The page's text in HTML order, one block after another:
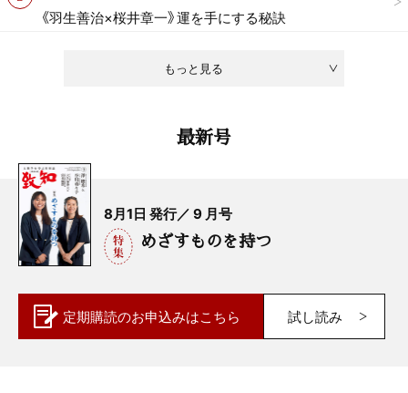
もっと見る
《羽生善治×桜井章一》運を手にする秘訣
最新号
8月1日 発行／ 9 月号
めざすものを持つ
定期購読のお申込みはこちら 試し読み